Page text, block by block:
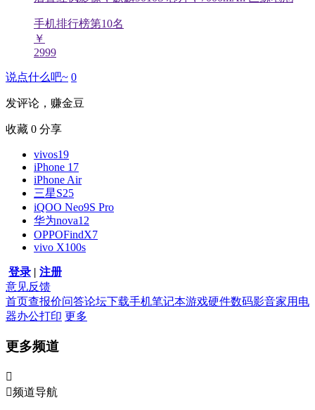
手机排行榜第10名
￥
2999
说点什么吧~ 0
发评论，赚金豆
收藏 0 分享
vivos19
iPhone 17
iPhone Air
三星S25
iQOO Neo9S Pro
华为nova12
OPPOFindX7
vivo X100s
登录 | 注册
意见反馈
首页查报价问答论坛下载手机笔记本游戏硬件数码影音家用电
器办公打印 更多
更多频道

频道导航